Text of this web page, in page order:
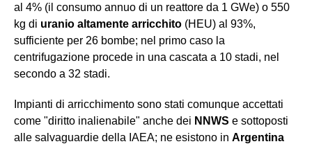
al 4% (il consumo annuo di un reattore da 1 GWe) o 550
kg di uranio altamente arricchito (HEU) al 93%,
sufficiente per 26 bombe; nel primo caso la
centrifugazione procede in una cascata a 10 stadi, nel
secondo a 32 stadi.
Impianti di arricchimento sono stati comunque accettati
come "diritto inalienabile" anche dei NNWS e sottoposti
alle salvaguardie della IAEA; ne esistono in Argentina